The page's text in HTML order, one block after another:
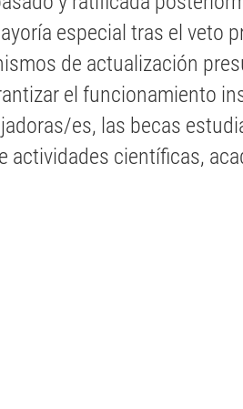
especial tras el veto
de actualización
el funcionamiento
es, las becas
actividades científicas,